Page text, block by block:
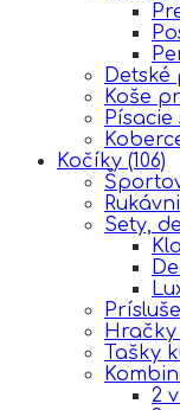
Koše
Kočíky (106)
Sety,
Tašky
2 v